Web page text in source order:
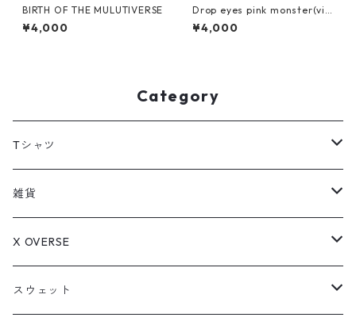
BIRTH OF THE MULUTIVERSE
¥4,000
Drop eyes pink monster(vin
tage)
¥4,000
Category
Tシャツ
LIFE is JUNKY
TUNE IN MULTIVERSE
Drop eyes pink monster
雑貨
アクリルキーホルダー
ステッカー
X OVERSE
アメコミオタクのはちべぇ
スウェット